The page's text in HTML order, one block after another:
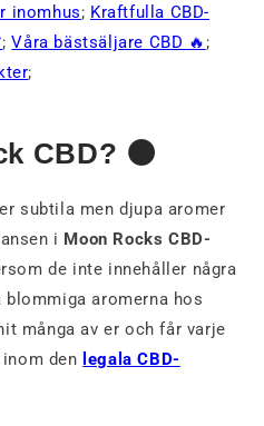
inomhus; Kraftfulla CBD-
;Våra bästsäljare CBD 🔥 ;
;
CBD? 🌑
subtila men djupa aromer
i Moon Rocks CBD-
de inte innehåller några
aromerna hos
många av er och får varje
den legala CBD-